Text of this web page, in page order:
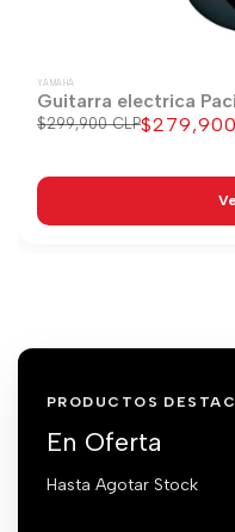
YAMAHA
Guitarra electrica
Precio
$299,900 CLPPrecio
PRODUCTOS
En Oferta
Hasta Agotar Stock